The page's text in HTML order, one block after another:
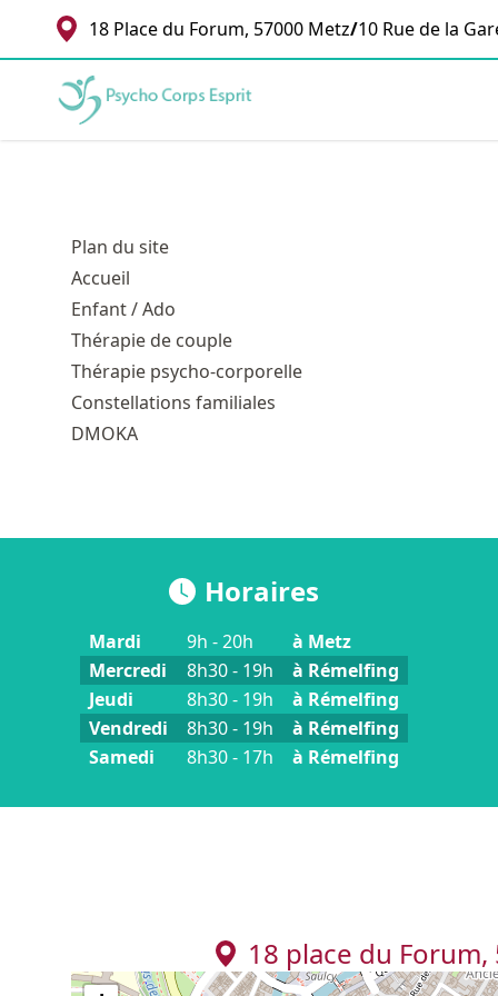
18 Place du Forum, 57000 Metz/10 Rue de la
Sophie de Beaumont-Nicolas - Psychopraticienne
Plan du site
Accueil
Enfant / Ado
Thérapie de couple
Thérapie psycho-corporelle
Constellations familiales
DMOKA
Horaires
Mardi 9h - 20h
à Metz
Mercredi
8h30 - 19h
à Rémelfing
Jeudi
8h30 - 19h
à Rémelfing
Vendredi
8h30 - 19h
à Rémelfing
Samedi
8h30 - 17h à Rémelfing
18 place du